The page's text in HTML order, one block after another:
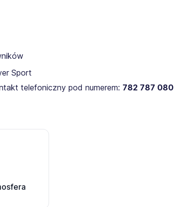
Sport
telefoniczny pod numerem: 782 787 080 ​